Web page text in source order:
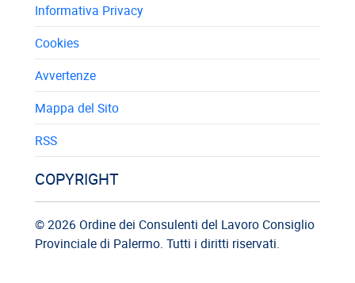
Informativa Privacy
Cookies
Avvertenze
Mappa del Sito
RSS
COPYRIGHT
© 2026 Ordine dei Consulenti del Lavoro Consiglio
Provinciale di Palermo. Tutti i diritti riservati.